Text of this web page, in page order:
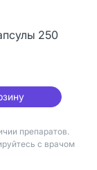
250
препаратов.
с врачом